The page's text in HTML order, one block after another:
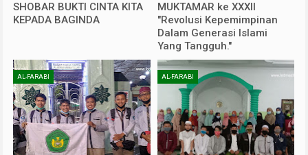
SHOBAR BUKTI CINTA KITA
KEPADA BAGINDA
MUKTAMAR ke XXXII
"Revolusi Kepemimpinan
Dalam Generasi Islami
Yang Tangguh."
AL-FARABI AL-FARABI